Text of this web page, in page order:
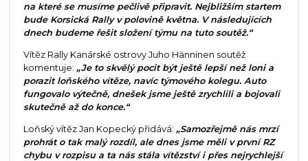
na které se musíme pečlivě připravit. Nejbližším startem
bude Korsická Rally v polovině května. V následujících
dnech budeme řešit složení týmu na tuto soutěž.“
Vítěz Rally Kanárské ostrovy Juho Hänninen soutěž
komentuje: „Je to skvělý pocit být ještě lepší než loni a
porazit loňského vítěze, navíc týmového kolegu. Auto
fungovalo výtečně, dnešek jsme ještě zrychlili a bojovali
skutečně až do konce.“
Loňský vítěz Jan Kopecký přidává: „Samozřejmě nás mrzí
prohrát o tak malý rozdíl, ale dnes jsme měli v první RZ
chybu v rozpisu a ta nás stála vítězství i přes nejrychlejší